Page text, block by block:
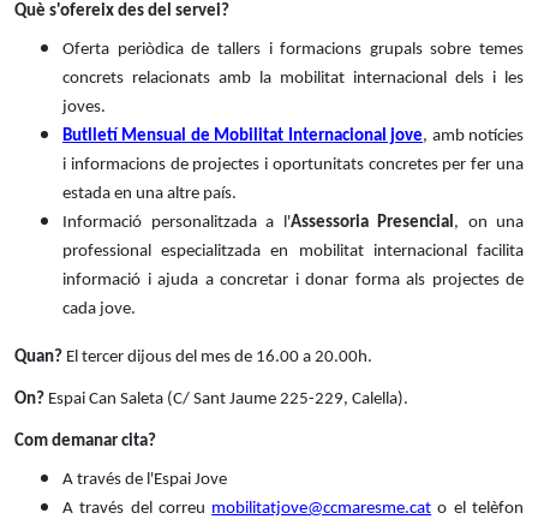
Què s'ofereix des del servei?
Oferta periòdica de tallers i formacions grupals sobre temes
concrets relacionats amb la mobilitat internacional dels i les
joves.
Butlletí Mensual de Mobilitat Internacional jove, amb notícies
i informacions de projectes i oportunitats concretes per fer una
estada en una altre país.
Informació personalitzada a l'Assessoria Presencial , on una
professional especialitzada en mobilitat internacional facilita
informació i ajuda a concretar i donar forma als projectes de
cada jove.
Quan? El tercer dijous del mes de 16.00 a 20.00h.
On? Espai Can Saleta (C/ Sant Jaume 225-229, Calella).
Com demanar cita?
A través de l'Espai Jove
A través del correu mobilitatjove@ccmaresme.cat o el telèfon